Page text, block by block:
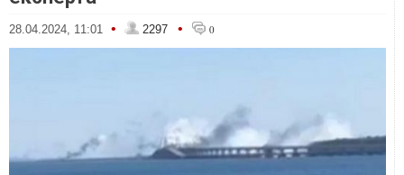
28.04.2024, 11:01 • 2297 • 0